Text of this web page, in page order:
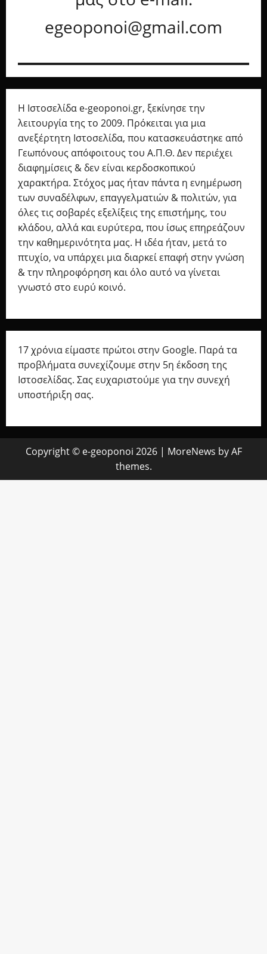
egeoponoi@gmail.com
Η Ιστοσελίδα e-geoponoi.gr, ξεκίνησε την
λειτουργία της το 2009. Πρόκειται για μια
ανεξέρτητη Ιστοσελίδα, που κατασκευάστηκε από
Γεωπόνους απόφοιτους του Α.Π.Θ. Δεν περιέχει
διαφημίσεις & δεν είναι κερδοσκοπικού
χαρακτήρα. Στόχος μας ήταν πάντα η ενημέρωση
των συναδέλφων, επαγγελματιών & πολιτών, για
όλες τις σοβαρές εξελίξεις της επιστήμης, του
κλάδου, αλλά και ευρύτερα, που ίσως επηρεάζουν
την καθημερινότητα μας. Η ιδέα ήταν, μετά το
πτυχίο, να υπάρχει μια διαρκεί επαφή στην γνώση
& την πληροφόρηση και όλο αυτό να γίνεται
γνωστό στο ευρύ κοινό.
17 χρόνια είμαστε πρώτοι στην Google. Παρά τα
προβλήματα συνεχίζουμε στην 5η έκδοση της
Ιστοσελίδας. Σας ευχαριστούμε για την συνεχή
υποστήριξη σας.
Copyright © e-geoponoi 2026 | MoreNews by AF
themes.